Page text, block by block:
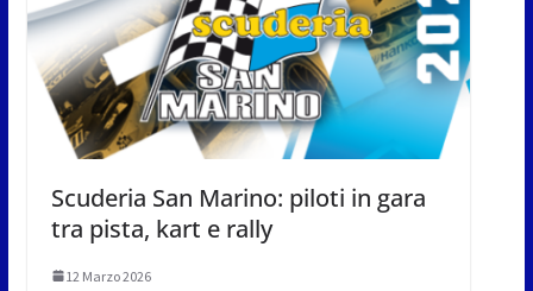
Scuderia San Marino: piloti in gara
tra pista, kart e rally
12 Marzo 2026